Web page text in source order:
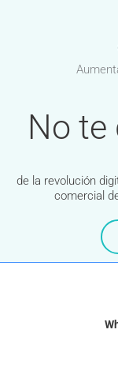
No te
de la revolución
comercial